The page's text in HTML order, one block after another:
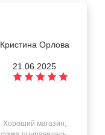
Кристина Орлова
21.06.2025
Хороший магазин,